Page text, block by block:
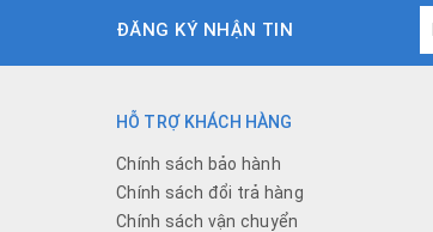
ĐĂNG KÝ NHẬN TIN
HỖ TRỢ KHÁCH HÀNG
Chính sách bảo hành
Chính sách đổi trả hàng
Chính sách vận chuyển